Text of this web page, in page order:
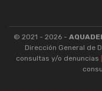
© 2021 - 2026 -
Dirección General de
consultas y/o denuncias